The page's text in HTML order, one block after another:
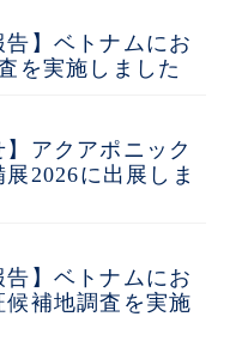
告】ベトナムにお
を実施しました
】アクアポニック
2026に出展しま
告】ベトナムにお
補地調査を実施